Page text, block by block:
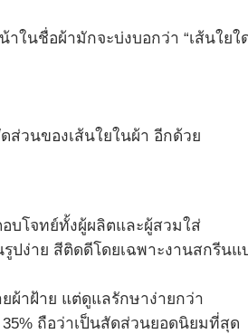
ในชื่อผ้ามักจะบ่งบอกว่า “เส้นใยใ
ส่วนของเส้นใยในผ้า อีกด้วย
บโจทย์ทั้งผู้ผลิตและผู้สวมใส่
ปง่าย สีติดดีโดยเฉพาะงานสกรีนแ
ผ้าฝ้าย แต่ดูแลรักษาง่ายกว่า
35% ถือว่าเป็นสัดส่วนยอดนิยมที่สุด